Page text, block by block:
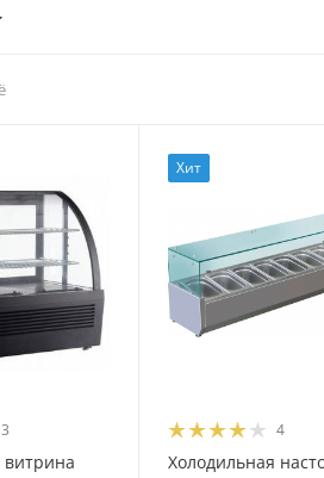
3
витрина
Хит
4
Холодильная